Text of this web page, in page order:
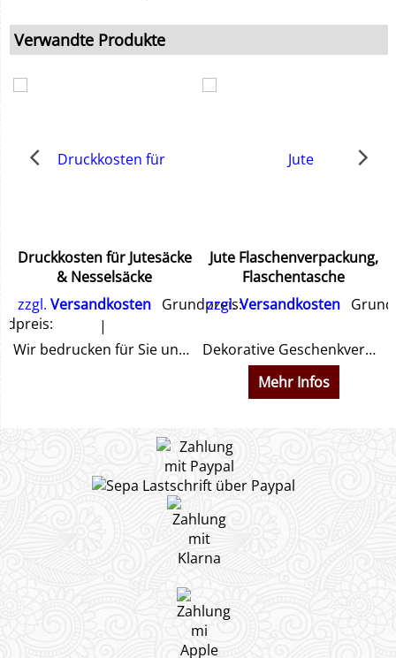
Verwandte Produkte
Druckkosten für Jutesäcke
& Nesselsäcke
zzgl.Versandkosten Grundpreis:
Wir bedrucken für Sie unsere Jute- & Nesselsäcke ganz individuell nach Ihren Wünschen
Jute Flaschenverpackung,
Flaschentasche
zzgl.Versandkosten
Dekorative Geschenkverpackung für Weinflaschen im rustikalen Look ca. 35,5 cm hoch (gemessen ohne Henkel) 11 cm tief und breit
Mehr Infos